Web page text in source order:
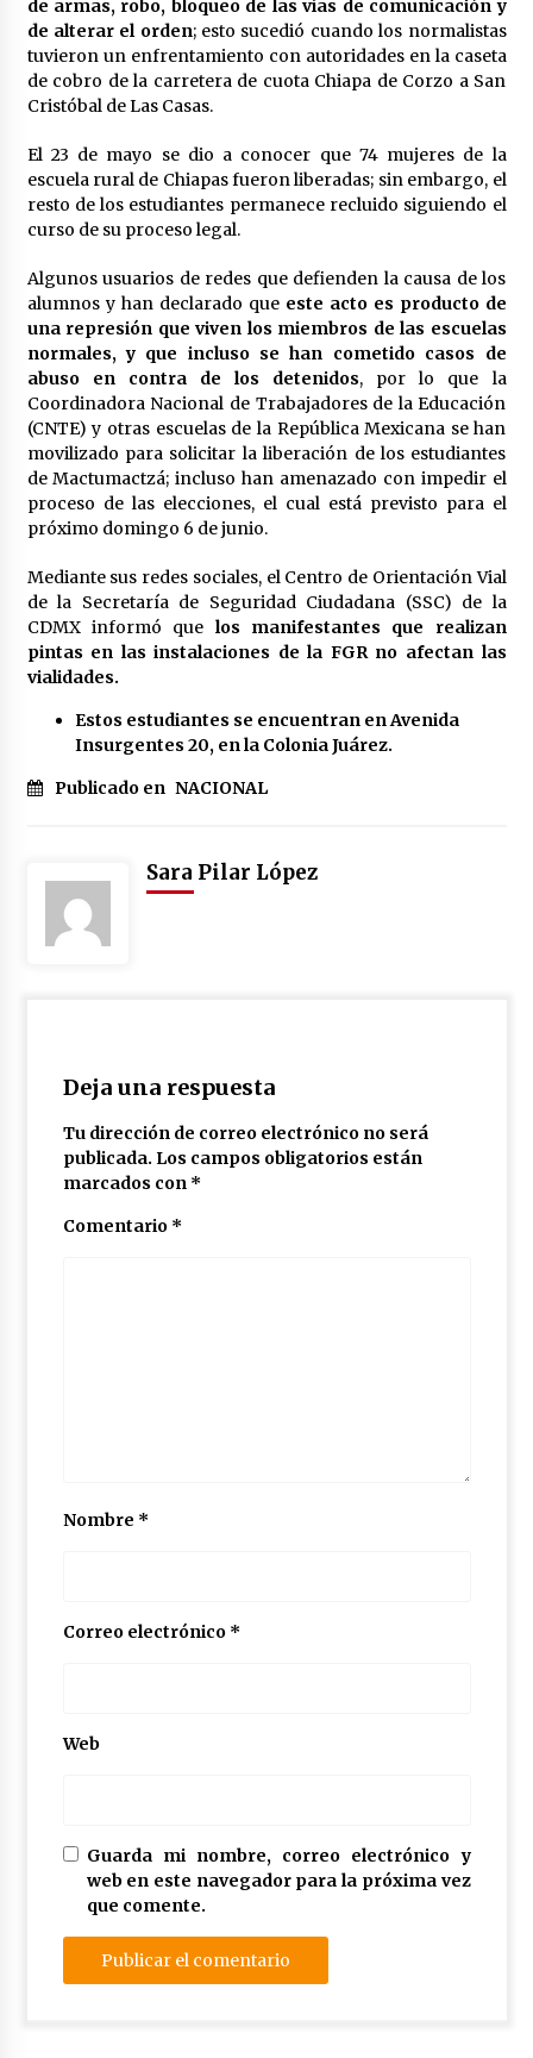
Sheinbaum descarta reunión entre CNTE y
Segob: «ya dimos nuestras propuestas»
Zar antidrogas de EE.UU.: “vamos por los
políticos mexicanos que protegen al narco”
2 meses atrás
Trump anuncia acuerdo con Irán y el fin de
operaciones militares entre ambos países
2 meses atrás
Trump asegura que barcos cargados de
petróleo están empezando a salir de Ormuz
2 meses atrás
México libraría posible arancel de EE.UU. en
85% de sus exportaciones
2 meses atrás
de armas, robo, bloqueo de las vías de comunicación y
de alterar el orden; esto sucedió cuando los normalistas
tuvieron un enfrentamiento con autoridades en la caseta
de cobro de la carretera de cuota Chiapa de Corzo a San
Cristóbal de Las Casas.
El 23 de mayo se dio a conocer que 74 mujeres de la
escuela rural de Chiapas fueron liberadas; sin embargo, el
resto de los estudiantes permanece recluido siguiendo el
curso de su proceso legal.
Algunos usuarios de redes que defienden la causa de los
alumnos y han declarado que este acto es producto de
una represión que viven los miembros de las escuelas
normales, y que incluso se han cometido casos de
abuso en contra de los detenidos, por lo que la
Coordinadora Nacional de Trabajadores de la Educación
(CNTE) y otras escuelas de la República Mexicana se han
movilizado para solicitar la liberación de los estudiantes
de Mactumactzá; incluso han amenazado con impedir el
proceso de las elecciones, el cual está previsto para el
próximo domingo 6 de junio.
Mediante sus redes sociales, el Centro de Orientación Vial
de la Secretaría de Seguridad Ciudadana (SSC) de la
CDMX informó que los manifestantes que realizan
pintas en las instalaciones de la FGR no afectan las
vialidades.
Estos estudiantes se encuentran en Avenida
Insurgentes 20, en la Colonia Juárez.
Publicado en NACIONAL
Sara Pilar López
Deja una respuesta
Tu dirección de correo electrónico no será
publicada. Los campos obligatorios están
marcados con *
Comentario *
Nombre *
Correo electrónico *
Web
Guarda mi nombre, correo electrónico y
web en este navegador para la próxima vez
que comente.